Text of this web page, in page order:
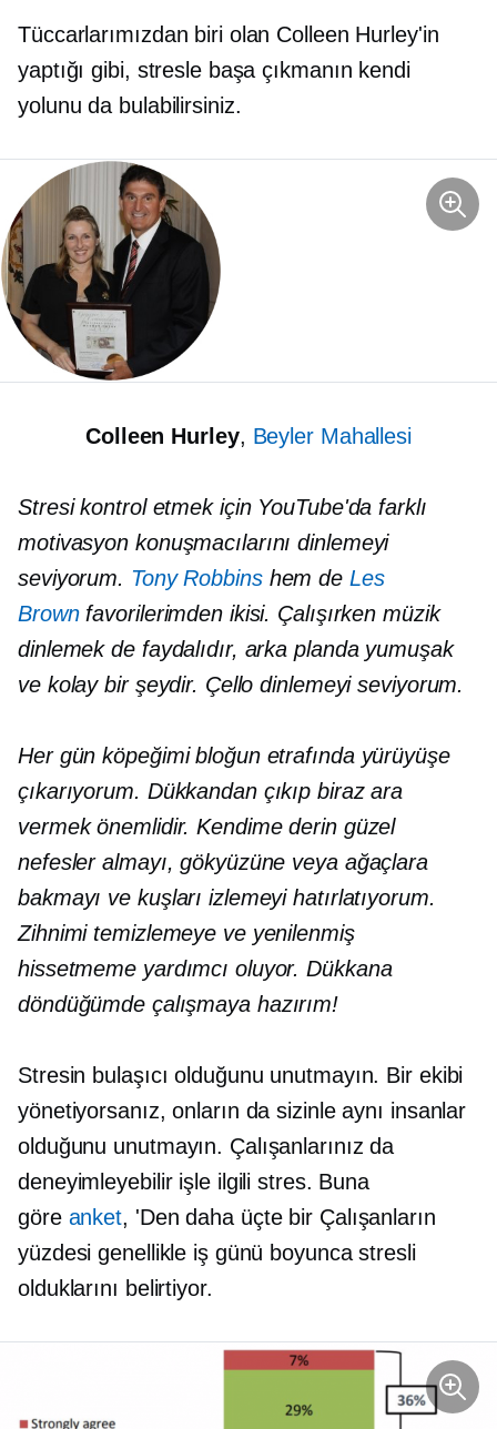
Tüccarlarımızdan biri olan Colleen Hurley'in
yaptığı gibi, stresle başa çıkmanın kendi
yolunu da bulabilirsiniz.
Colleen Hurley, Beyler Mahallesi
Stresi kontrol etmek için YouTube'da farklı
motivasyon konuşmacılarını dinlemeyi
seviyorum. Tony Robbinshem de Les
Brownfavorilerimden ikisi. Çalışırken müzik
dinlemek de faydalıdır, arka planda yumuşak
ve kolay bir şeydir. Çello dinlemeyi seviyorum.
Her gün köpeğimi bloğun etrafında yürüyüşe
çıkarıyorum. Dükkandan çıkıp biraz ara
vermek önemlidir. Kendime derin güzel
nefesler almayı, gökyüzüne veya ağaçlara
bakmayı ve kuşları izlemeyi hatırlatıyorum.
Zihnimi temizlemeye ve yenilenmiş
hissetmeme yardımcı oluyor. Dükkana
döndüğümde çalışmaya hazırım!
Stresin bulaşıcı olduğunu unutmayın. Bir ekibi
yönetiyorsanız, onların da sizinle aynı insanlar
olduğunu unutmayın. Çalışanlarınız da
deneyimleyebilir işle ilgili stres. Buna
göre anket, 'Den daha üçte bir Çalışanların
yüzdesi genellikle iş günü boyunca stresli
olduklarını belirtiyor.